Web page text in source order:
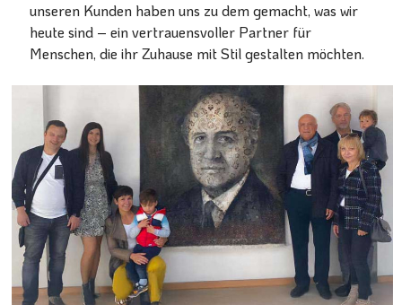
unseren Kunden haben uns zu dem gemacht, was wir
heute sind – ein vertrauensvoller Partner für
Menschen, die ihr Zuhause mit Stil gestalten möchten.